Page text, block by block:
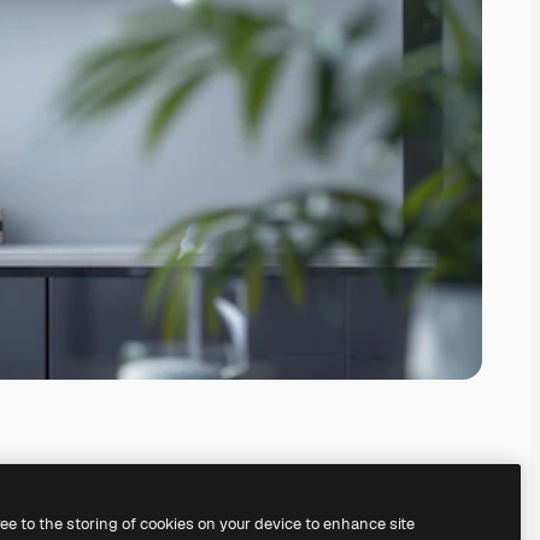
KI-Bildgeneratorerstellen.
to the storing of cookies on your device to enhance site